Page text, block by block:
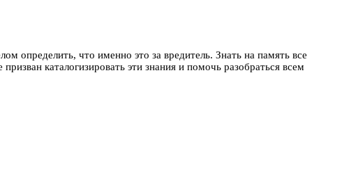
определить, что именно это за вредитель. Знать на память все
каталогизировать эти знания и помочь разобраться всем